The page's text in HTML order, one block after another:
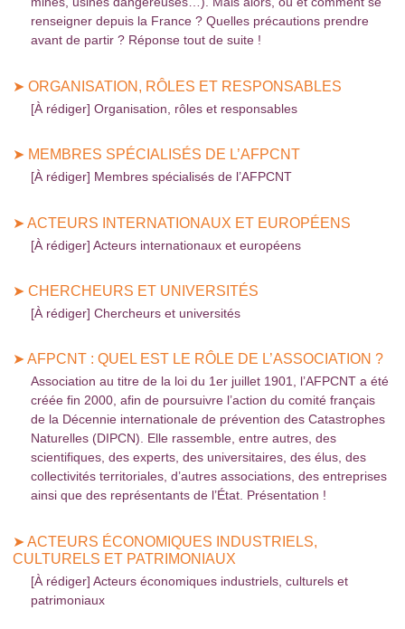
renseigner depuis la France ? Quelles précautions prendre
avant de partir ? Réponse tout de suite !
➤ ORGANISATION, RÔLES ET RESPONSABLES
[À rédiger] Organisation, rôles et responsables
➤ MEMBRES SPÉCIALISÉS DE L’AFPCNT
[À rédiger] Membres spécialisés de l’AFPCNT
➤ ACTEURS INTERNATIONAUX ET EUROPÉENS
[À rédiger] Acteurs internationaux et européens
➤ CHERCHEURS ET UNIVERSITÉS
[À rédiger] Chercheurs et universités
➤ AFPCNT : QUEL EST LE RÔLE DE L’ASSOCIATION ?
Association au titre de la loi du 1er juillet 1901, l’AFPCNT a été
créée fin 2000, afin de poursuivre l’action du comité français
de la Décennie internationale de prévention des Catastrophes
Naturelles (DIPCN). Elle rassemble, entre autres, des
scientifiques, des experts, des universitaires, des élus, des
collectivités territoriales, d’autres associations, des entreprises
ainsi que des représentants de l’État. Présentation !
➤ ACTEURS ÉCONOMIQUES INDUSTRIELS,
CULTURELS ET PATRIMONIAUX
[À rédiger] Acteurs économiques industriels, culturels et
patrimoniaux